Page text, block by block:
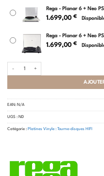
Rega - Planar 6 + Neo
1.699,00 €
Rega - Planar 6 + Neo
1.699,00 €
EAN: N/A
UGS : ND
Catégorie : Platines Vinyle : Tourne-disques HIFI